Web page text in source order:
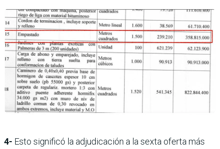
4- Esto significó la adjudicación a la sexta oferta más